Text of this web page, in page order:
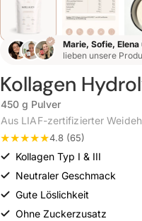
Marie, Sofie,
lieben unsere
Kollagen
450 g Pulver
Aus LIAF-zertifizierter
4.8 (65)
Kollagen Typ I & III
Neutraler Geschmack
Gute Löslichkeit
Ohne Zuckerzusatz